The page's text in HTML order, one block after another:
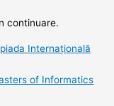
continuare.
Internațională
of Informatics